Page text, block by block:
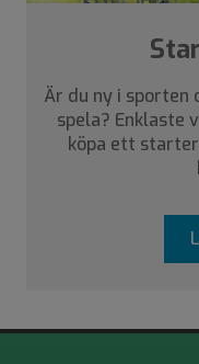
Är du ny i sporten
spela? Enklaste
köpa ett